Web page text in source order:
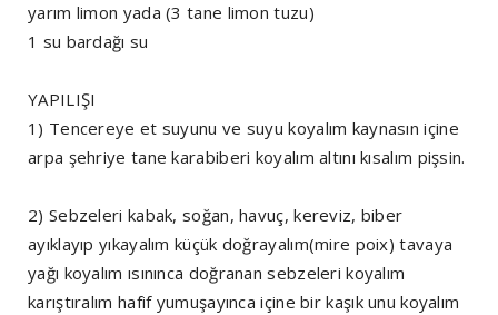
yarım limon yada (3 tane limon tuzu)
1 su bardağı su
YAPILIŞI
1) Tencereye et suyunu ve suyu koyalım kaynasın içine
arpa şehriye tane karabiberi koyalım altını kısalım pişsin.
2) Sebzeleri kabak, soğan, havuç, kereviz, biber
ayıklayıp yıkayalım küçük doğrayalım(mire poix) tavaya
yağı koyalım ısınınca doğranan sebzeleri koyalım
karıştıralım hafif yumuşayınca içine bir kaşık unu koyalım